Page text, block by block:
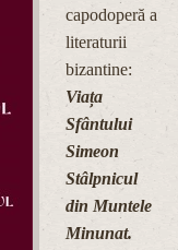
capodoperă a
literaturii
bizantine:
Viața
Sfântului
Simeon
Stâlpnicul
din Muntele
Minunat.